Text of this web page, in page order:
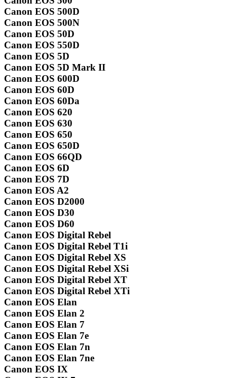
Canon EOS 500D
Canon EOS 500N
Canon EOS 50D
Canon EOS 550D
Canon EOS 5D
Canon EOS 5D Mark II
Canon EOS 600D
Canon EOS 60D
Canon EOS 60Da
Canon EOS 620
Canon EOS 630
Canon EOS 650
Canon EOS 650D
Canon EOS 66QD
Canon EOS 6D
Canon EOS 7D
Canon EOS A2
Canon EOS D2000
Canon EOS D30
Canon EOS D60
Canon EOS Digital Rebel
Canon EOS Digital Rebel T1i
Canon EOS Digital Rebel XS
Canon EOS Digital Rebel XSi
Canon EOS Digital Rebel XT
Canon EOS Digital Rebel XTi
Canon EOS Elan
Canon EOS Elan 2
Canon EOS Elan 7
Canon EOS Elan 7e
Canon EOS Elan 7n
Canon EOS Elan 7ne
Canon EOS IX